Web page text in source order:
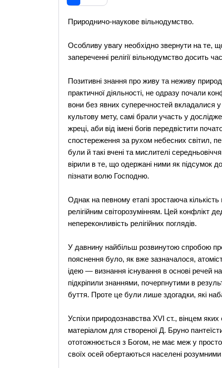
Природничо-наукове вільнодумство.
Особливу увагу необхідно звернути на те,
запереченні релігії вільнодумство досить
Позитивні знання про живу та неживу
практичної діяльності, не одразу почали
вони без явних суперечностей вкладалися
культову мету, самі брали участь у
жреці, аби від імені богів передвістити
спостереження за рухом небесних світил,
були й такі вчені та мислителі
вірили в те, що одержані ними як підсумок
пізнати волю Господню.
Однак на певному етапі зростаюча
релігійним світорозумінням. Цей конфлікт
непереконливість релігійних поглядів.
У давнину найбільш розвинутою спробою
пояснення було, як вже зазначалося,
ідею — визнання існування в основі речей
підкріпили знаннями, почерпнутими в
буття. Проте це були лише здогадки, які
Успіхи природознавства XVI ст., вінцем
матеріалом для створеної Д. Бруно
ототожнюється з Богом, не має меж у
своїх осей обертаються населені